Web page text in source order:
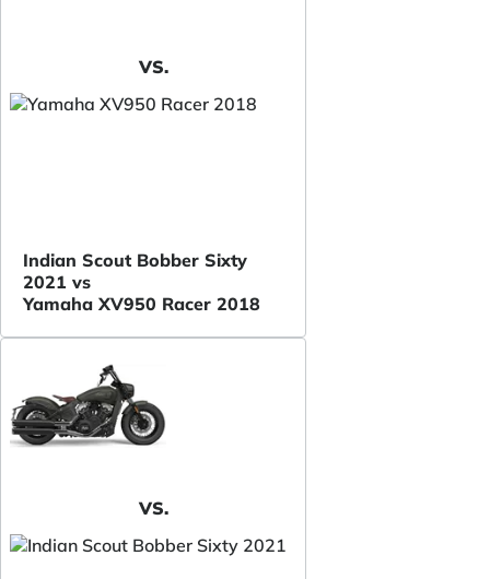
VS.
Indian Scout Bobber Sixty
2021 vs
Yamaha XV950 Racer 2018
VS.